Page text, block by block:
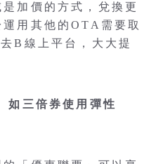
加價的方式，兌換更
用其他的OTA需要取
B線上平台，大大提
如三倍券使用彈性